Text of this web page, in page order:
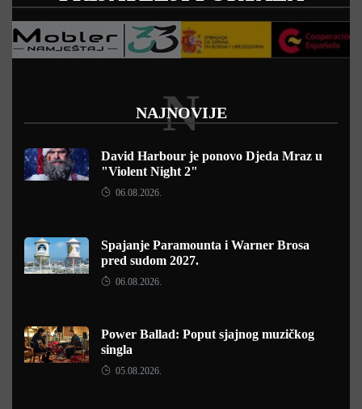
NAJNOVIJE
N
David Harbour je ponovo Djeda Mraz u
"Violent Night 2"
06.08.2026.
Spajanje Paramounta i Warner Brosa
pred sudom 2027.
06.08.2026.
Power Ballad: Poput sjajnog muzičkog
singla
05.08.2026.